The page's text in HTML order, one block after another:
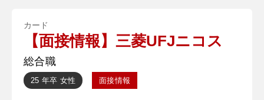
カード
【面接情報】三菱UFJニコス
総合職
25 年卒 女性 面接情報